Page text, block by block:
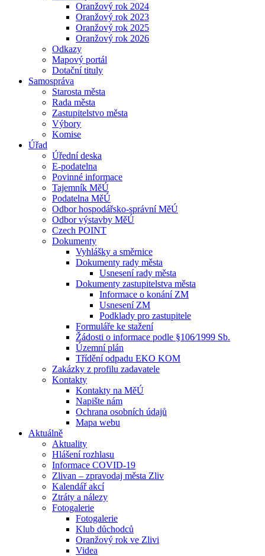
Oranžový rok 2024
Oranžový rok 2023
Oranžový rok 2025
Oranžový rok 2026
Odkazy
Mapový portál
Dotační tituly
Samospráva
Starosta města
Rada města
Zastupitelstvo města
Výbory
Komise
Úřad
Úřední deska
E-podatelna
Povinné informace
Tajemník MěÚ
Podatelna MěÚ
Odbor hospodářsko-správní MěÚ
Odbor výstavby MěÚ
Czech POINT
Dokumenty
Vyhlášky a směrnice
Dokumenty rady města
Usnesení rady města
Dokumenty zastupitelstva města
Informace o konání ZM
Usnesení ZM
Podklady pro zastupitele
Formuláře ke stažení
Žádosti o informace podle §106⁄1999 Sb.
Územní plán
Třídění odpadu EKO KOM
Zakázky z profilu zadavatele
Kontakty
Kontakty na MěÚ
Napište nám
Ochrana osobních údajů
Mapa webu
Aktuálně
Aktuality
Hlášení rozhlasu
Informace COVID-19
Zlivan – zpravodaj města Zliv
Kalendář akcí
Ztráty a nálezy
Fotogalerie
Fotogalerie
Klub důchodců
Oranžový rok ve Zlivi
Videa